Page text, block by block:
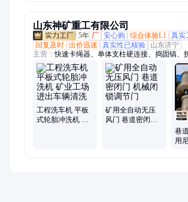
山东神矿重工有限公司
5年 厂 安心购 综合体验L1
真实
回复及时 出价迅速 真实性已核验
山东济宁
主营：快速卡绳器、单体支柱硬连接、捣固镐、
机载临时支护、机载临时支护装置、油缸拆装机
轮胎保护链、岩心切割机、电焊机、气动喷涂机
平板车、犁式卸料器、镀锌电缆挂钩、气相色谱
器、雾化消毒门、电液推杆、钻孔应力计、电缆
仪、皮带纠偏装置、防溢裙板
工程洗车机 平板
式轮胎冲洗机 矿
矿用全自动无压
风门 巷道密闭门
巷
用